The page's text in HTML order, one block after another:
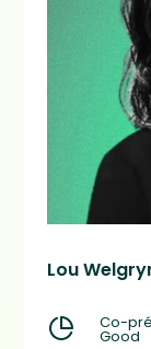
Lou
Co-
Good